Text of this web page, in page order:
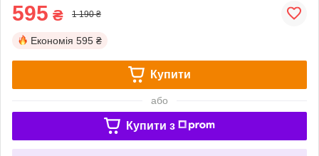
595 ₴ 1 190 ₴
Економія 595 ₴
Купити
або
Купити з